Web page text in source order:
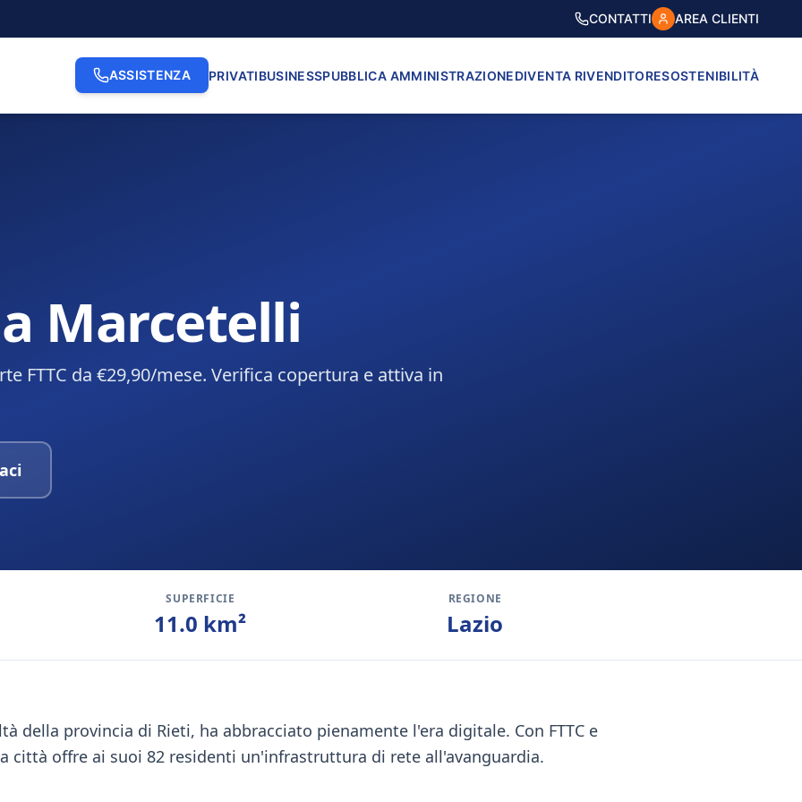
CONTATTI AREA CLIENTI
ASSISTENZA PRIVATIBUSINESSPUBBLICA AMMINISTRAZIONEDIVENTA RIVENDITORESOSTENIBILITÀ
Marcetelli
FTTC da €29,90/mese. Verifica copertura e attiva in
SUPERFICIE
11.0 km²
REGIONE
Lazio
della provincia di Rieti, ha abbracciato pienamente l'era digitale. Con FTTC e
città offre ai suoi 82 residenti un'infrastruttura di rete all'avanguardia.